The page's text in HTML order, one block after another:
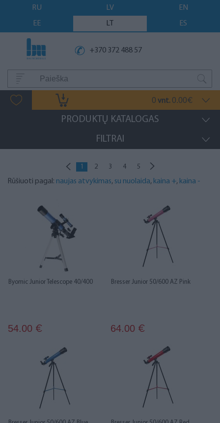
RU LV
EN
EE
LT ES
+370 372 488 57
0 vnt. 0.00€
PRODUKTŲ KATALOGAS
FILTRAI
1 2 3 4 5
Rūšiuoti pagal: naujas atvykimas, su nuolaida, kaina +, kaina -
Byomic Junior Telescope 40/400
54.00 €
Bresser Junior 50/600 AZ Pink
64.00 €